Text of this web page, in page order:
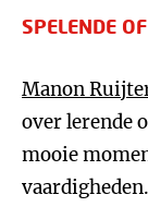
SPELENDE
Manon
over lerende
mooie